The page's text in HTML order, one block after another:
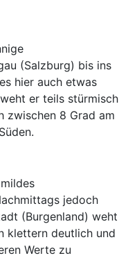
(Salzburg) bis ins
hier auch etwas
er teils stürmisch
zwischen 8 Grad am
jedoch
(Burgenland) weht
klettern deutlich und
Werte zu